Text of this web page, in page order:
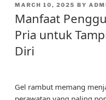
POSTED
MARCH 10, 2025 BY
Manfaat
Pria untuk
Diri
Gel rambut memang